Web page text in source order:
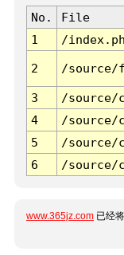
No. File
1
/
2 /source/
3 /source/
4
/source/
5
/source/
6
/source/
www.365jz.com 已经